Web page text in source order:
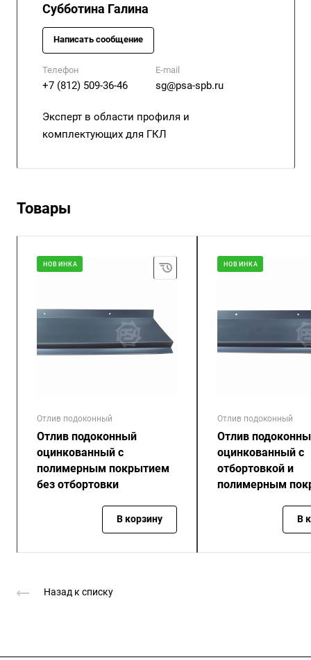
Субботина Галина
Написать сообщение
Телефон
+7 (812) 509-36-46
E-mail
sg@psa-spb.ru
Эксперт в области профиля и
комплектующих для ГКЛ
Товары
НОВИНКА
Отлив подоконный
Отлив подоконный
оцинкованный с
полимерным покрытием
без отбортовки
В корзину
НОВИНКА
Отлив подоконный
Отлив
оцинкованный с
отбортовкой и
полимерным
В
Назад к списку